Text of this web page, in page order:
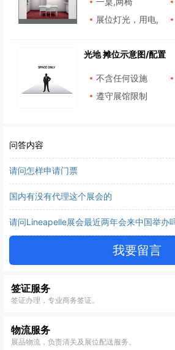
展位灯光，用电,
光地 摊位示意图/配置
不含任何设施
遵守展馆限制
问答内容
请问怎样申请门票
国内有没有代理这个展会的
请问Lineapelle展会最近两年会来中国举办
我要留言
签证服务
签证办理，专业商务签证。
物流服务
展品物流，负责清关及展位配送服务。